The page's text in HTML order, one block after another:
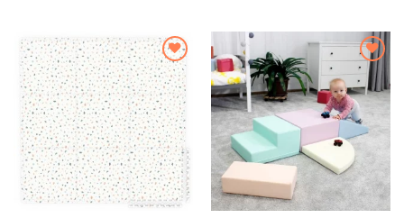
Dodajte
na listu
želja
Dodajte
na listu
želja